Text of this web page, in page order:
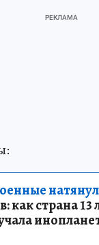
как страна 13